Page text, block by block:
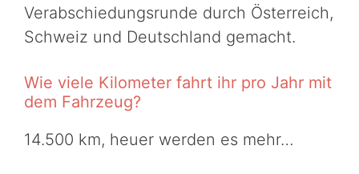
Verabschiedungsrunde durch Österreich,
Schweiz und Deutschland gemacht.
Wie viele Kilometer fahrt ihr pro Jahr mit
dem Fahrzeug?
14.500 km, heuer werden es mehr…